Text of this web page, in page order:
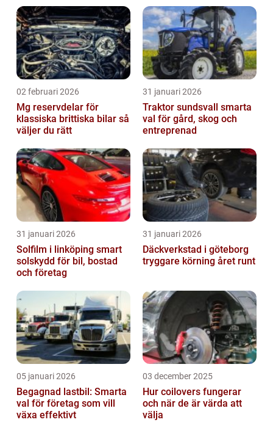
02 februari 2026
Mg reservdelar för
klassiska brittiska bilar så
väljer du rätt
31 januari 2026
Traktor sundsvall smarta
val för gård, skog och
entreprenad
31 januari 2026
Solfilm i linköping smart
solskydd för bil, bostad
och företag
31 januari 2026
Däckverkstad i göteborg
tryggare körning året runt
05 januari 2026
Begagnad lastbil: Smarta
val för företag som vill
växa effektivt
03 december 2025
Hur coilovers fungerar
och när de är värda att
välja